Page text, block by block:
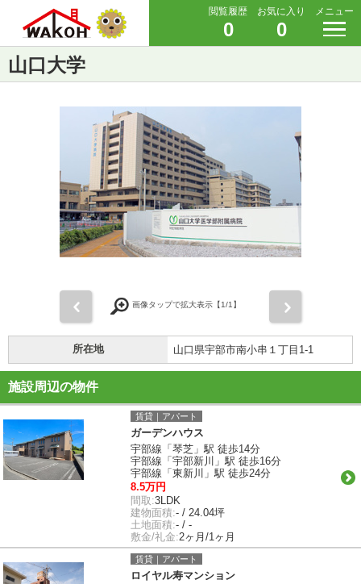
閲覧履歴
0
お気に入り
0
メニュー
山口大学
画像タップで拡大表示【1/1】
所在地 山口県宇部市南小串１丁目1-1
施設周辺の物件
賃貸｜アパート
ガーデンハウス
宇部線「琴芝」駅 徒歩14分
宇部線「宇部新川」駅 徒歩16分
宇部線「東新川」駅 徒歩24分
8.5万円
間取:3LDK
建物面積:- / 24.04坪
土地面積:- / -
敷金/礼金:2ヶ月/1ヶ月
賃貸｜アパート
ロイヤル寿マンション